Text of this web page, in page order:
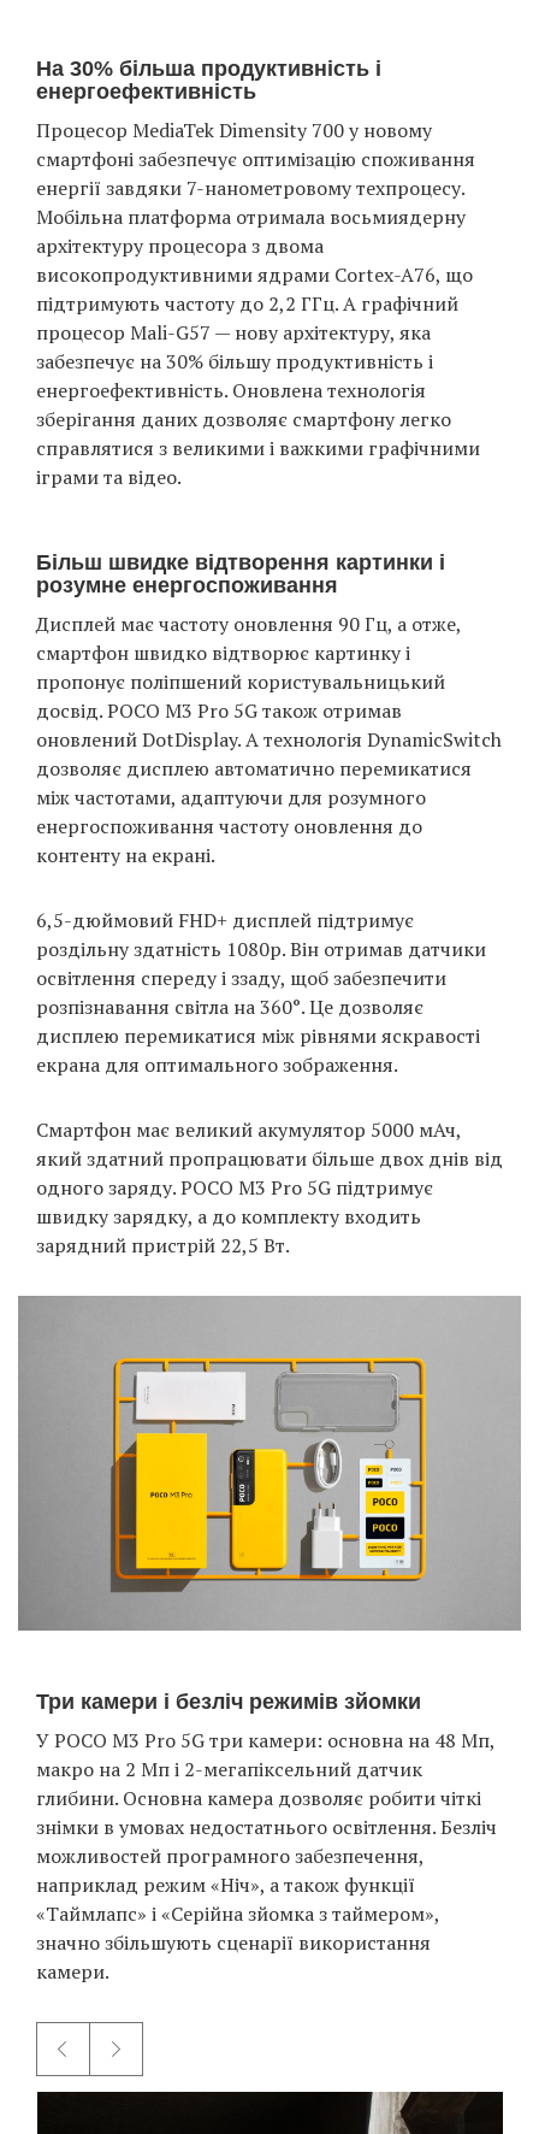
На 30% більша продуктивність і
енергоефективність
Процесор MediaTek Dimensity 700 у новому
смартфоні забезпечує оптимізацію споживання
енергії завдяки 7-нанометровому техпроцесу.
Мобільна платформа отримала восьмиядерну
архітектуру процесора з двома
високопродуктивними ядрами Cortex-A76, що
підтримують частоту до 2,2 ГГц. А графічний
процесор Mali-G57 — нову архітектуру, яка
забезпечує на 30% більшу продуктивність і
енергоефективність. Оновлена ​​технологія
зберігання даних дозволяє смартфону легко
справлятися з великими і важкими графічними
іграми та відео.
Більш швидке відтворення картинки і
розумне енергоспоживання
Дисплей має частоту оновлення 90 Гц, а отже,
смартфон швидко відтворює картинку і
пропонує поліпшений користувальницький
досвід. POCO M3 Pro 5G також отримав
оновлений DotDisplay. А технологія DynamicSwitch
дозволяє дисплею автоматично перемикатися
між частотами, адаптуючи для розумного
енергоспоживання частоту оновлення до
контенту на екрані.
6,5-дюймовий FHD+ дисплей підтримує
роздільну здатність 1080p. Він отримав датчики
освітлення спереду і ззаду, щоб забезпечити
розпізнавання світла на 360°. Це дозволяє
дисплею перемикатися між рівнями яскравості
екрана для оптимального зображення.
Смартфон має великий акумулятор 5000 мАч,
який здатний пропрацювати більше двох днів від
одного заряду. POCO M3 Pro 5G підтримує
швидку зарядку, а до комплекту входить
зарядний пристрій 22,5 Вт.
Три камери і безліч режимів зйомки
У POCO M3 Pro 5G три камери: основна на 48 Мп,
макро на 2 Мп і 2-мегапіксельний датчик
глибини. Основна камера дозволяє робити чіткі
знімки в умовах недостатнього освітлення. Безліч
можливостей програмного забезпечення,
наприклад режим «Ніч», а також функції
«Таймлапс» і «Серійна зйомка з таймером»,
значно збільшують сценарії використання
камери.